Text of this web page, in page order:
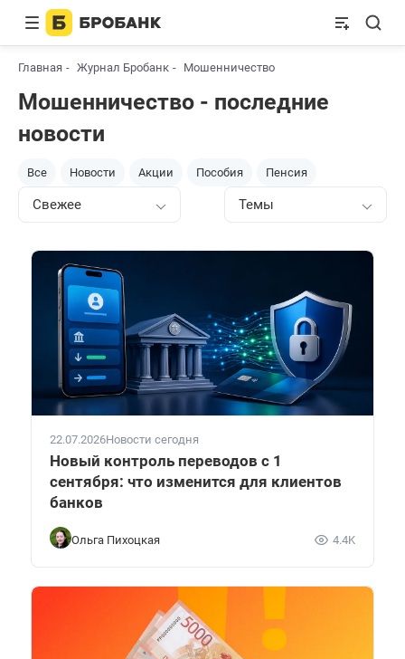
Главная Журнал Бробанк Мошенничество
Мошенничество - последние
новости
Все Новости Акции Пособия Пенсия
Свежее Темы
22.07.2026Новости сегодня
Новый контроль переводов с 1
сентября: что изменится для клиентов
банков
Ольга Пихоцкая 4.4K